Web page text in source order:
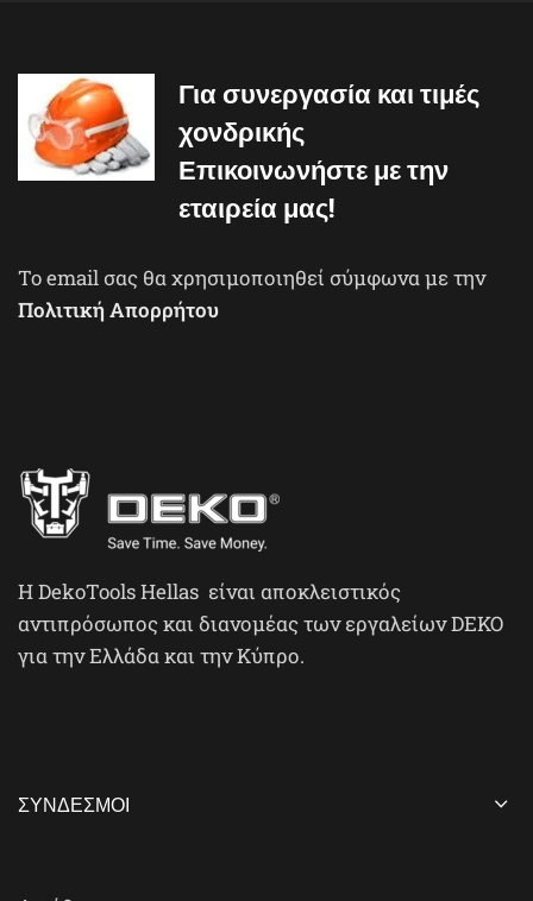
Για συνεργασία και τιμές
χονδρικής
Επικοινωνήστε με την
εταιρεία μας!
To email σας θα χρησιμοποιηθεί σύμφωνα με την
Πολιτική Απορρήτου
H DekoTools Hellas είναι αποκλειστικός
αντιπρόσωπος και διανομέας των εργαλείων DEKO
για την Ελλάδα και την Κύπρο.
ΣΎΝΔΕΣΜΟΙ